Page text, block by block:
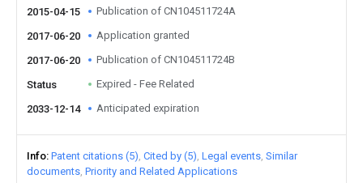
2015-04-15 Publication of CN104511724A
2017-06-20 Application granted
2017-06-20 Publication of CN104511724B
Status Expired - Fee Related
2033-12-14 Anticipated expiration
Info Patent citations (5) Cited by (5) Legal events Similar
documents Priority and Related Applications